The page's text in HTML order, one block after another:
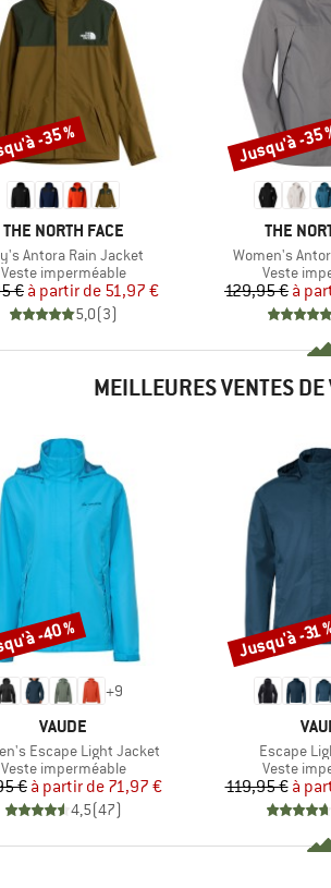
MARQUE
THE NORTH FACE
Antora Rain Jacket
Product group
Veste imperméable
Prix
€ Prix réduit
à partir de 51,97 €
5,0(3)
-35 %
MARQUE
THE
Article
Women's
Product
Veste
129,95 € à
Remise
Jusqu'à -35
MEILLEURES VENTES
+9
MARQUE
VAUDE
Escape Light Jacket
Product group
Veste imperméable
Prix
€ Prix réduit
à partir de 71,97 €
4,5(47)
-40 %
Article
Escape
Product
Veste
119,95 € à
Remise
Jusqu'à -31